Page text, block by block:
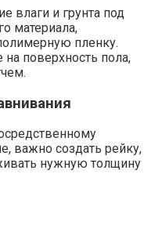
влаги и грунта под
материала,
пленку.​
поверхность пола,
важно создать рейку,
нужную толщину